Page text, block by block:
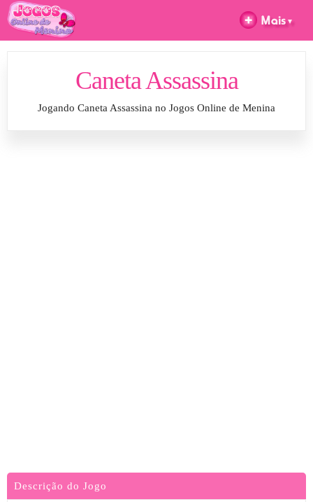
Caneta Assassina
Jogando Caneta Assassina no Jogos Online de Menina
Descrição do Jogo